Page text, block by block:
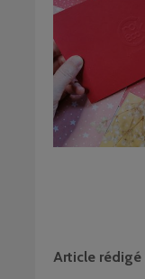
Article rédigé